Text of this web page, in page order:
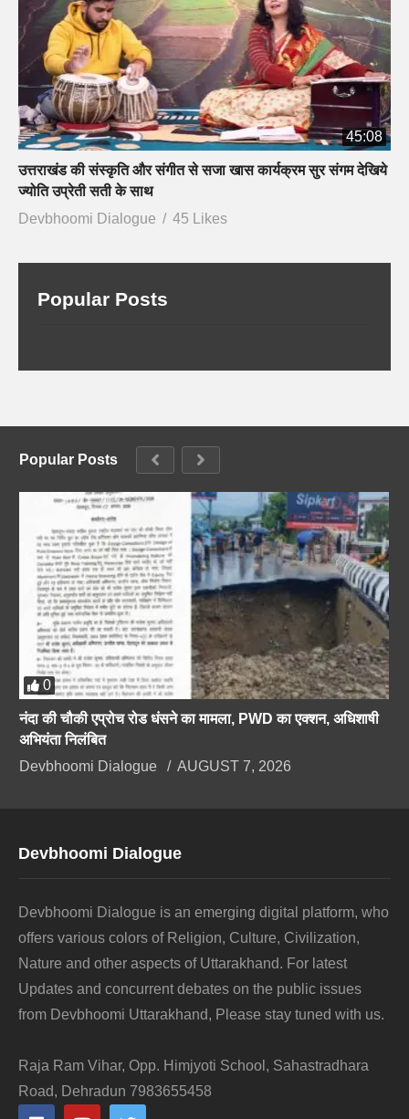
45:08
उत्तराखंड की संस्कृति और संगीत से सजा खास कार्यक्रम सुर संगम देखिये
ज्योति उप्रेती सती के साथ
Devbhoomi Dialogue
45 Likes
Popular Posts
Popular Posts
0
नंदा की चौकी एप्रोच रोड धंसने का मामला, PWD का एक्शन, अधिशाषी
अभियंता निलंबित
Devbhoomi Dialogue
AUGUST 7, 2026
Devbhoomi Dialogue
Devbhoomi Dialogue is an emerging digital platform, who
offers various colors of Religion, Culture, Civilization,
Nature and other aspects of Uttarakhand. For latest
Updates and concurrent debates on the public issues
from Devbhoomi Uttarakhand, Please stay tuned with us.
Raja Ram Vihar, Opp. Himjyoti School, Sahastradhara
Road, Dehradun 7983655458